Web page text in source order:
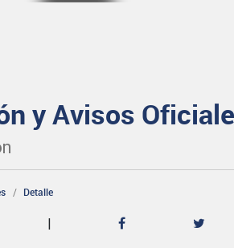
y Avisos
Detalle
|